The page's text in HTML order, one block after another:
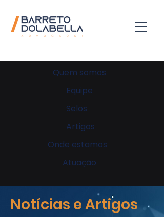
Atuação
Quem somos
Equipe
Selos
Artigos
Onde estamos
Notícias e Artigos